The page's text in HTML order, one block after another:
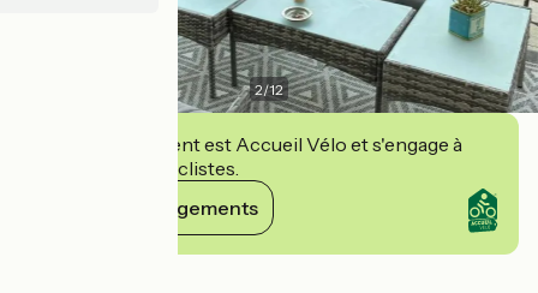
2/12
Cet établissement est Accueil Vélo et s'engage à
accueillir des cyclistes.
Voir ses engagements